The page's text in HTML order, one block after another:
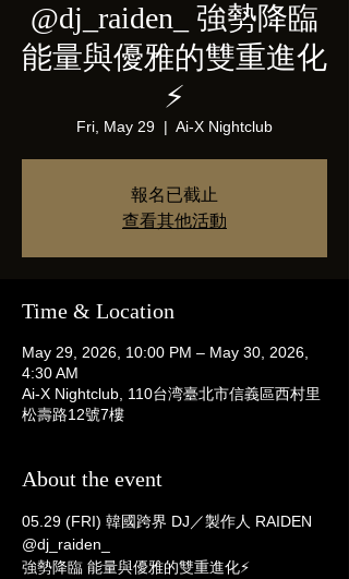
@dj_raiden_ 強勢降臨
能量與優雅的雙重進化
⚡️
Fri, May 29
  |
Ai-X Nightclub
報名已截止
查看其他活動
Time & Location
May 29, 2026, 10:00 PM – May 30, 2026,
4:30 AM
Ai-X Nightclub, 110台湾臺北市信義區西村里
松壽路12號7樓
About the event
05.29 (FRI) 韓國跨界 DJ／製作人 RAIDEN
@dj_raiden_
強勢降臨 能量與優雅的雙重進化⚡️